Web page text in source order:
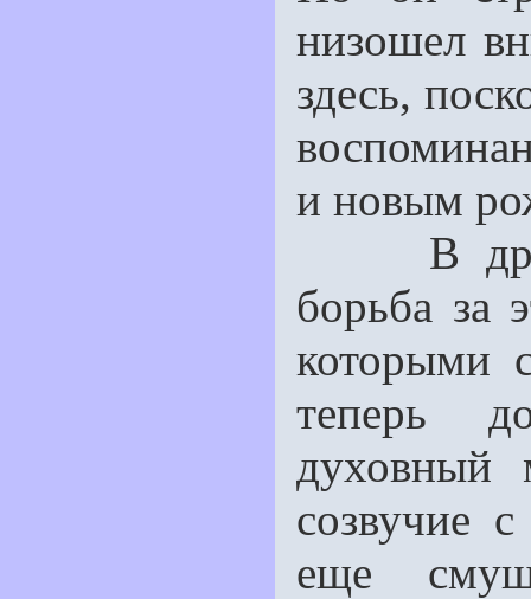
низошeл
здесь,
и новым
В драме
борьба за
которыми
теперь
духовный
созвучие
ещe